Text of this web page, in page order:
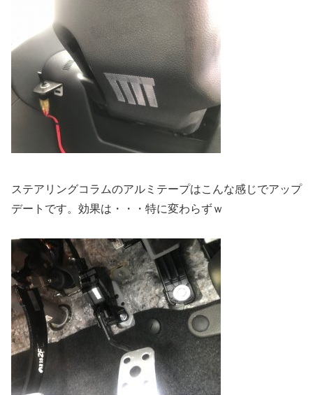
ステアリングコラムのアルミテープはこんな感じでアップ
デートです。効果は・・・特に変わらずｗ